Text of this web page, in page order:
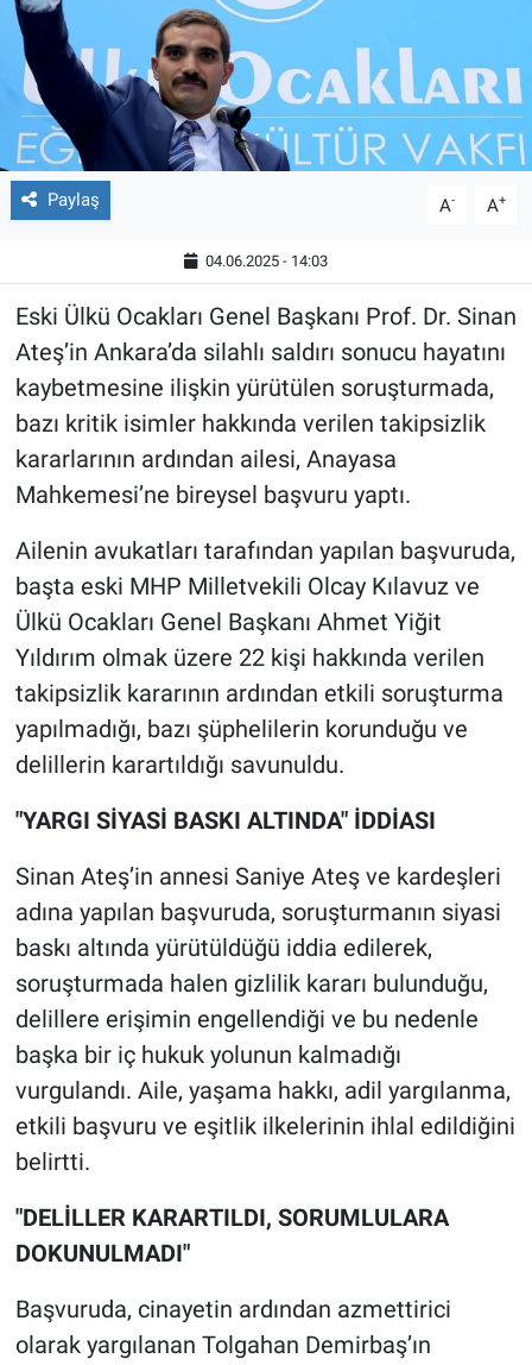
Paylaş A- A+
04.06.2025 - 14:03
Eski Ülkü Ocakları Genel Başkanı Prof. Dr. Sinan
Ateş’in Ankara’da silahlı saldırı sonucu hayatını
kaybetmesine ilişkin yürütülen soruşturmada,
bazı kritik isimler hakkında verilen takipsizlik
kararlarının ardından ailesi, Anayasa
Mahkemesi’ne bireysel başvuru yaptı.
Ailenin avukatları tarafından yapılan başvuruda,
başta eski MHP Milletvekili Olcay Kılavuz ve
Ülkü Ocakları Genel Başkanı Ahmet Yiğit
Yıldırım olmak üzere 22 kişi hakkında verilen
takipsizlik kararının ardından etkili soruşturma
yapılmadığı, bazı şüphelilerin korunduğu ve
delillerin karartıldığı savunuldu.
"YARGI SİYASİ BASKI ALTINDA" İDDİASI
Sinan Ateş’in annesi Saniye Ateş ve kardeşleri
adına yapılan başvuruda, soruşturmanın siyasi
baskı altında yürütüldüğü iddia edilerek,
soruşturmada halen gizlilik kararı bulunduğu,
delillere erişimin engellendiği ve bu nedenle
başka bir iç hukuk yolunun kalmadığı
vurgulandı. Aile, yaşama hakkı, adil yargılanma,
etkili başvuru ve eşitlik ilkelerinin ihlal edildiğini
belirtti.
"DELİLLER KARARTILDI, SORUMLULARA
DOKUNULMADI"
Başvuruda, cinayetin ardından azmettirici
olarak yargılanan Tolgahan Demirbaş’ın